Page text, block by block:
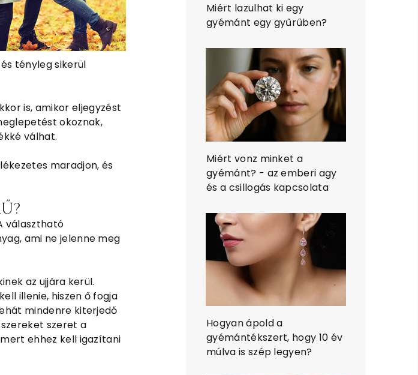
tényleg sikerül
is, amikor eljegyzést
okoznak,
válhat.
maradjon, és
választható
ami ne jelenne meg
az ujjára kerül.
illenie, hiszen ő fogja
mindenre kiterjedő
szeret a
ehhez kell igazítani
Miért lazulhat ki egy
gyémánt egy gyűrűben?
Miért vonz minket a
gyémánt? - az emberi agy
és a csillogás kapcsolata
Hogyan ápold a
gyémántékszert, hogy 10 év
múlva is szép legyen?